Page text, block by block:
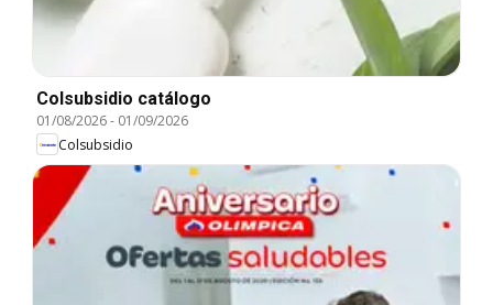
Colsubsidio catálogo
01/08/2026- 01/09/2026
Colsubsidio